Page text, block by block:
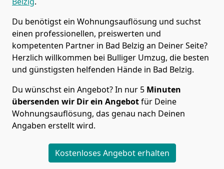
Du benötigst ein Wohnungsauflösung und suchst
einen professionellen, preiswerten und
kompetenten Partner in Bad Belzig an Deiner Seite?
Herzlich willkommen bei Bulliger Umzug, die besten
und günstigsten helfenden Hände in Bad Belzig.
Du wünschst ein Angebot? In nur 5 Minuten
übersenden wir Dir ein Angebotfür Deine
Wohnungsauflösung, das genau nach Deinen
Angaben erstellt wird.
Kostenloses Angebot erhalten